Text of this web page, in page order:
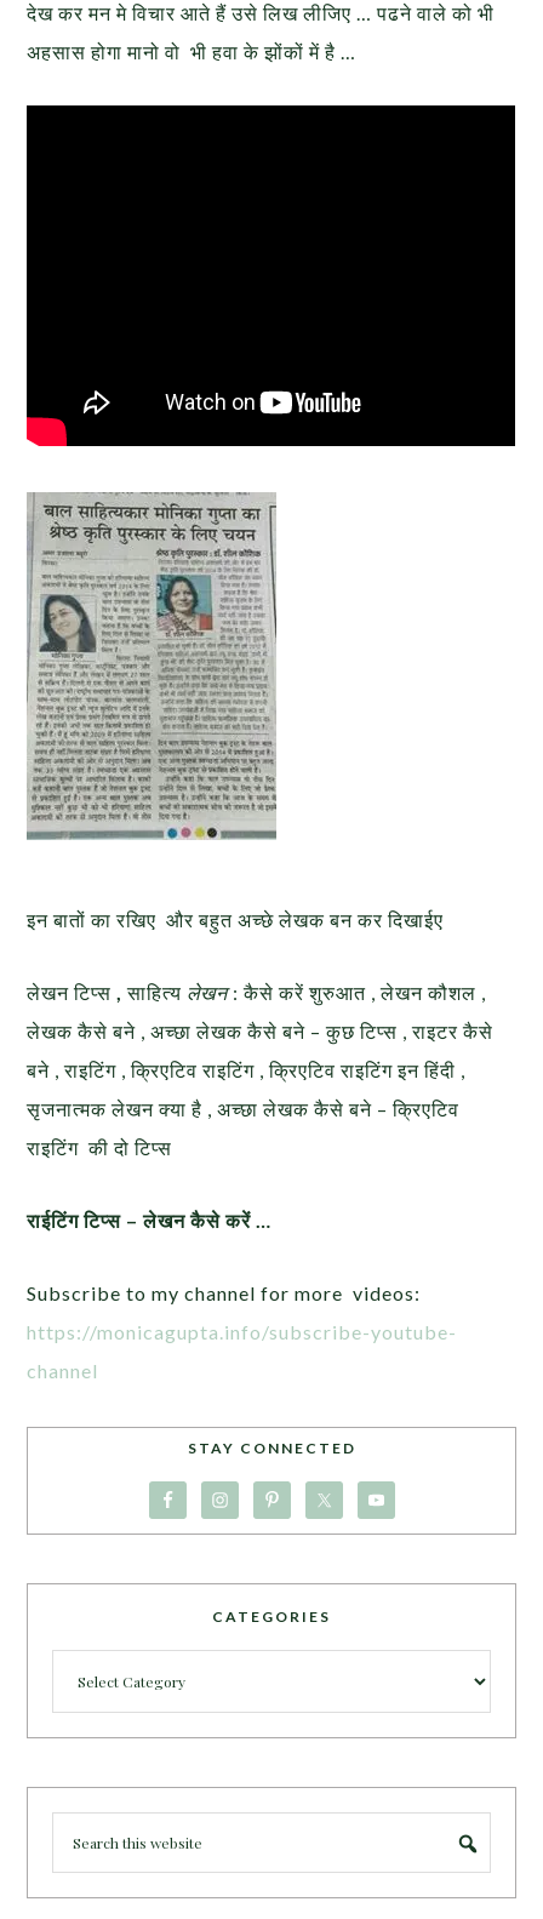
देख कर मन मे विचार आते हैं उसे लिख लीजिए … पढने वाले को भी
अहसास होगा मानो वो भी हवा के झोंकों में है …
इन बातों का रखिए और बहुत अच्छे लेखक बन कर दिखाईए
लेखन टिप्स ,साहित्य लेखन: कैसे करें शुरुआत , लेखन कौशल ,
लेखक कैसे बने , अच्छा लेखक कैसे बने – कुछ टिप्स , राइटर कैसे
बने , राइटिंग , क्रिएटिव राइटिंग , क्रिएटिव राइटिंग इन हिंदी ,
सृजनात्मक लेखन क्या है , अच्छा लेखक कैसे बने – क्रिएटिव
राइटिंग की दो टिप्स
राईटिंग टिप्स – लेखन कैसे करें …
Subscribe to my channel for more videos:
https://monicagupta.info/subscribe-youtube-
channel
STAY CONNECTED
CATEGORIES